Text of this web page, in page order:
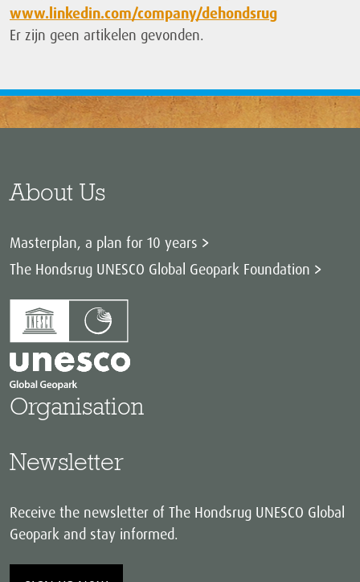
www.linkedin.com/company/dehondsrug
Er zijn geen artikelen gevonden.
About Us
Masterplan, a plan for 10 years
The Hondsrug UNESCO Global Geopark Foundation
Organisation
Newsletter
Receive the newsletter of The Hondsrug UNESCO Global
Geopark and stay informed.